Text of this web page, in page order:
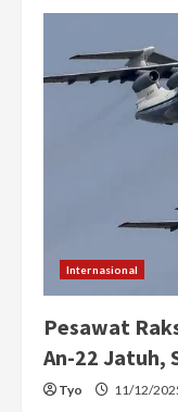
Internasional
Pesawat
An-22 Jatuh,
Tyo 11/12/